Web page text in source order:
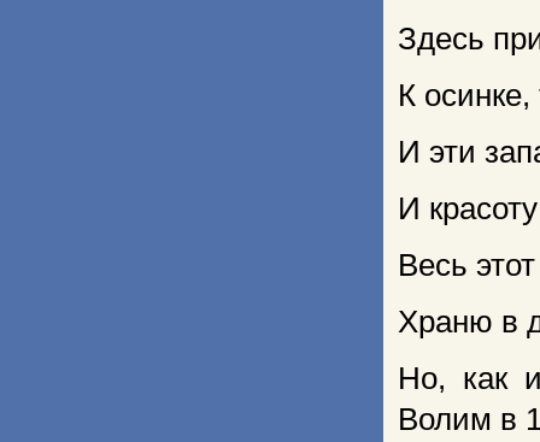
Здесь
К осинке,
И эти
И
Весь
Храню в
Но, как
Волим в